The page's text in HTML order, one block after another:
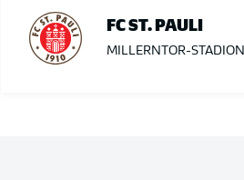
FC ST. PAULI
MILLERNTOR-STADION